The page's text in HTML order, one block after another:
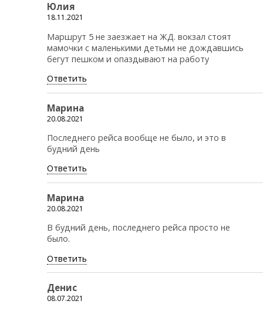
Юлия
18.11.2021
Маршрут 5 не заезжает на ЖД. вокзал стоят
мамочки с маленькими детьми не дождавшись
бегут пешком и опаздывают на работу
Ответить
Марина
20.08.2021
Последнего рейса вообще не было, и это в
будний день
Ответить
Марина
20.08.2021
В будний день, последнего рейса просто не
было.
Ответить
Денис
08.07.2021